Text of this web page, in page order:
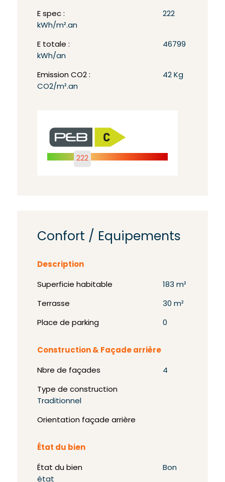
E spec :
222
kWh/m².an
E totale :
46799
kWh/an
Emission CO2 :
42 Kg
CO2/m².an
222
Confort / Equipements
Description
Superficie habitable 183 m²
Terrasse 30 m²
Place de parking 0
Construction & Façade arrière
Nbre de façades 4
Type de construction
Traditionnel
Orientation façade arrière
État du bien
État du bien
Bon
état